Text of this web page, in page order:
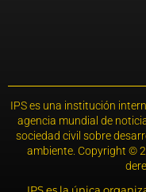
IPS es una institución
agencia mundial de
sociedad civil sobre
ambiente. Copyright ©